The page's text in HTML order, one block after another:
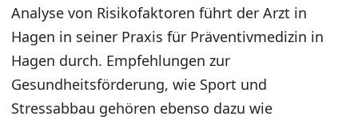
Analyse von Risikofaktoren führt der Arzt in
Hagen in seiner Praxis für Präventivmedizin in
Hagen durch. Empfehlungen zur
Gesundheitsförderung, wie Sport und
Stressabbau gehören ebenso dazu wie